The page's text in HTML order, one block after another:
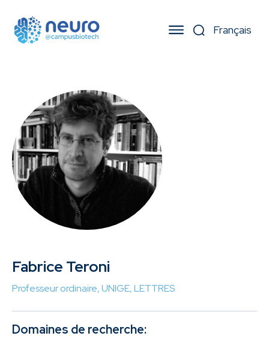
Fabrice Teroni
Professeur ordinaire, UNIGE, LETTRES
Domaines de recherche: